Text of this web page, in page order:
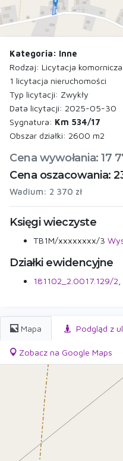
Kategoria: Inne
Rodzaj: Licytacja komornicza
1 licytacja nieruchomości
Typ licytacji: Zwykły
Data licytacji: 2025-05-30
Sygnatura: Km 534/17
Obszar działki: 2600 m2
Cena wywołania: 17
Cena oszacowania:
Wadium: 2 370 zł
Księgi wieczyste
TB1M/xxxxxxxx/3
Działki ewidencyjne
181102_2.0017.129/2
Mapa Podgląd z
Zobacz na Google Maps